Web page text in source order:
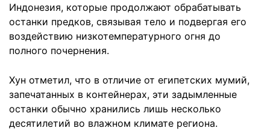
Индонезия, которые продолжают обрабатывать
останки предков, связывая тело и подвергая его
воздействию низкотемпературного огня до
полного почернения.
Хун отметил, что в отличие от египетских мумий,
запечатанных в контейнерах, эти задымленные
останки обычно хранились лишь несколько
десятилетий во влажном климате региона.